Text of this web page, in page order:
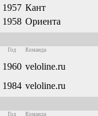
1957 Кант
1958 Ориента
Год Команда
1960 veloline.ru
1984 veloline.ru
Год Команда